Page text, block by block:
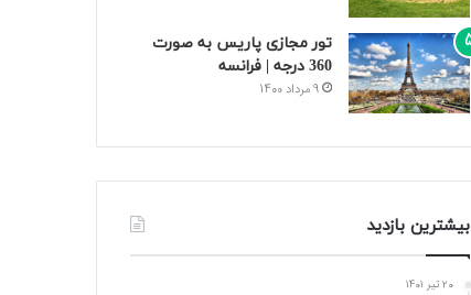
تور مجازی پاریس به صورت
360 درجه | فرانسه
9 مرداد 1400
بیشترین بازدید
20 تیر 1401